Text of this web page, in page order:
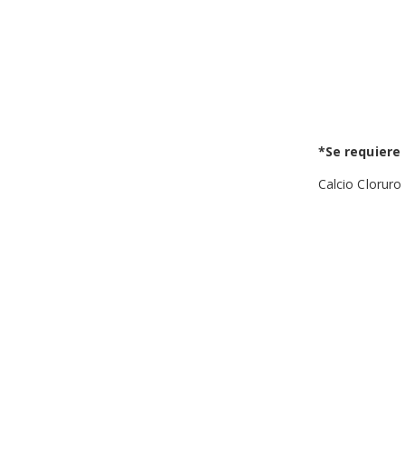
*Se
Calcio Cloruro